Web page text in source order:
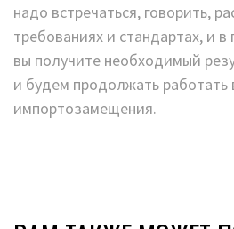
надо встречаться, говорить,
требованиях и стандартах, и
вы получите необходимый
и будем продолжать работать
импортозамещения.